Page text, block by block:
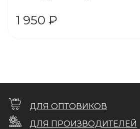
1 950 ₽
ДЛЯ ОПТОВИКОВ
ДЛЯ ПРОИЗВОДИТЕЛЕЙ